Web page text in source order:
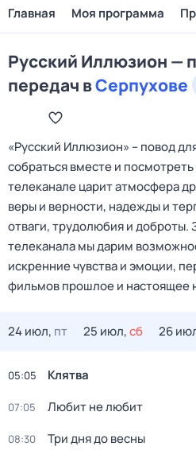
Главная Моя программа
Русский Иллюзион —
передач вСерпухове
«Русский Иллюзион» – повод
собраться вместе и
телеканале царит атмосфера
веры и верности, надежды и
отваги, трудолюбия и доброты.
телеканала мы дарим
искренние чувства и эмоции,
фильмов прошлое и настоящее
24 июл, пт 25 июл,сб 26
05:05 Клятва
07:05 Любит не любит
08:30 Три дня до весны